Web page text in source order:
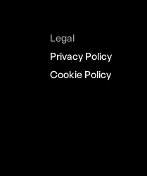
Legal
Privacy Policy
Cookie Policy